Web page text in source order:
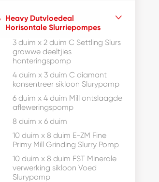
Heavy Dutvloedeal
Horisontale Slurriepompes

3 duim x 2 duim C Settling Slurs
growwe deeltjies
hanteringspomp
4 duim x 3 duim C diamant
konsentreer sikloon Slurypomp
6 duim x 4 duim Mill ontslaagde
afleweringspomp
8 duim x 6 duim
10 duim x 8 duim E-ZM Fine
Primy Mill Grinding Slurry Pomp
10 duim x 8 duim FST Minerale
verwerking sikloon Voed
Slurypomp